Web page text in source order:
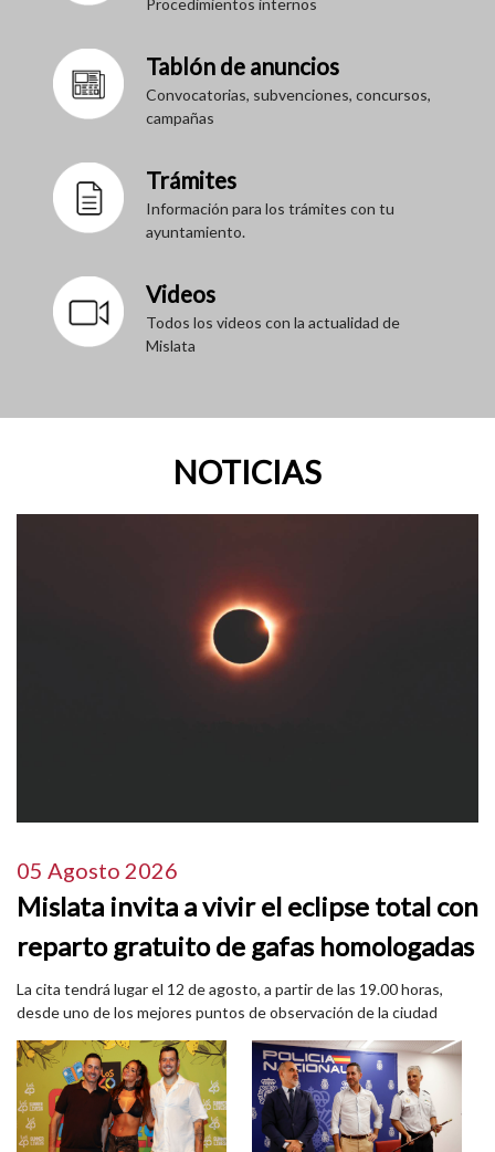
Tablón de anuncios
Convocatorias, subvenciones, concursos,
campañas
Trámites
Información para los trámites con tu
ayuntamiento.
Videos
Todos los videos con la actualidad de
Mislata
NOTICIAS
05 Agosto 2026
Mislata invita a vivir el eclipse total con
reparto gratuito de gafas homologadas
La cita tendrá lugar el 12 de agosto, a partir de las 19.00 horas,
desde uno de los mejores puntos de observación de la ciudad